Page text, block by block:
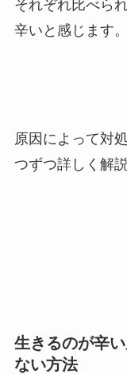
それぞれ比べら
辛いと感じます。
原因によって対
つずつ詳しく解
生きるのが辛
ない方法